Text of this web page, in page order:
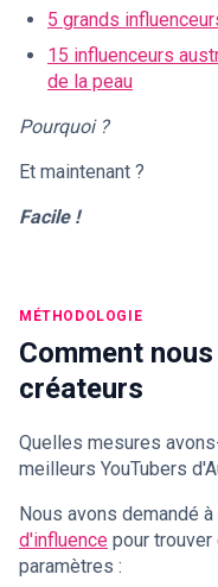
5 grands
15 influenceurs
de la peau
Pourquoi ?
Et maintenant ?
Facile !
MÉTHODOLOGIE
Comment
créateurs
Quelles mesures
meilleurs YouTubers
Nous avons demandé à
d'influence pour
paramètres :